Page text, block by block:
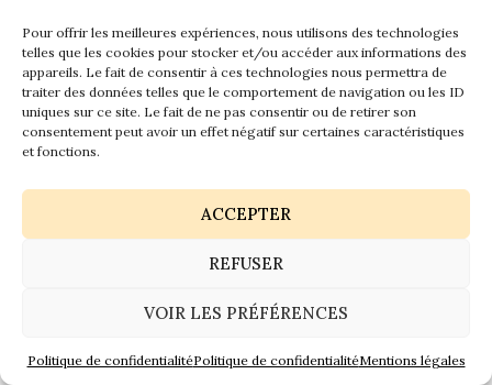
Pour offrir les meilleures expériences, nous utilisons des technologies
telles que les cookies pour stocker et/ou accéder aux informations des
appareils. Le fait de consentir à ces technologies nous permettra de
traiter des données telles que le comportement de navigation ou les ID
uniques sur ce site. Le fait de ne pas consentir ou de retirer son
consentement peut avoir un effet négatif sur certaines caractéristiques
et fonctions.
ACCEPTER
REFUSER
VOIR LES PRÉFÉRENCES
Politique de confidentialitéPolitique de confidentialitéMentions légales
Politique de confidentialité Mentions légales
Réalisation :GaiaCreative